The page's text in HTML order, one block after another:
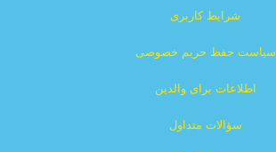
شرایط کاربری
سیاست حفظ حریم خصوصی
اطلاعات برای والدین
سؤالات متداول